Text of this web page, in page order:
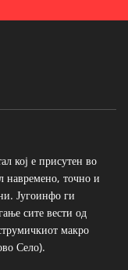
кој е присутен во
навремено, точно и
Југоинфо ги
сите вести од
макро
Село).